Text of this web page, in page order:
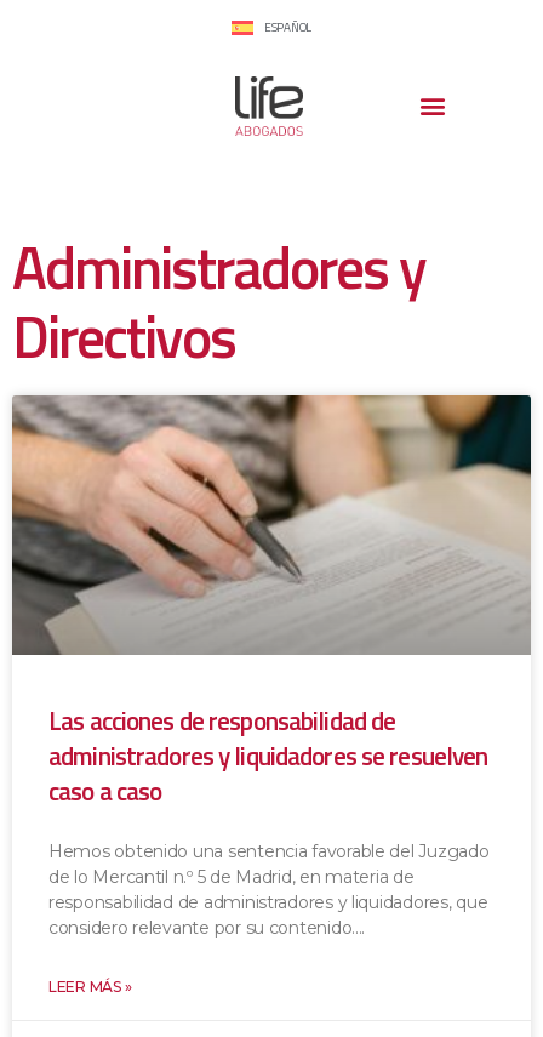
ESPAÑOL
Administradores y
Directivos
Las acciones de responsabilidad de
administradores y liquidadores se resuelven
caso a caso
Hemos obtenido una sentencia favorable del Juzgado
de lo Mercantil n.º 5 de Madrid, en materia de
responsabilidad de administradores y liquidadores, que
considero relevante por su contenido.
LEER MÁS »